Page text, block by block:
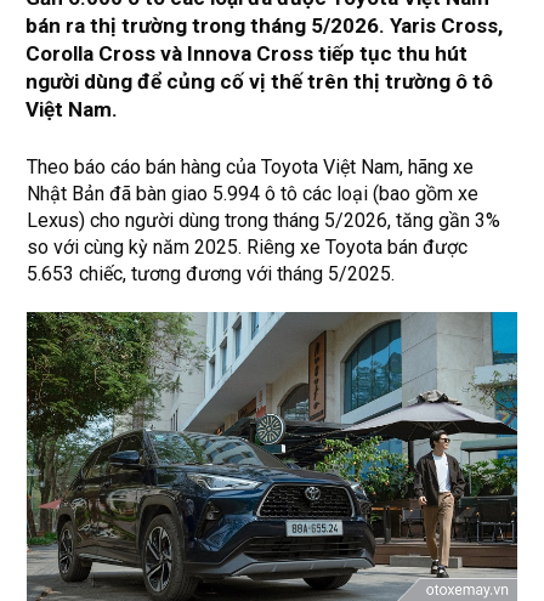
bán ra thị trường trong tháng 5/2026. Yaris Cross,
Corolla Cross và Innova Cross tiếp tục thu hút
người dùng để củng cố vị thế trên thị trường ô tô
Việt Nam.
Theo báo cáo bán hàng của Toyota Việt Nam, hãng xe
Nhật Bản đã bàn giao 5.994 ô tô các loại (bao gồm xe
Lexus) cho người dùng trong tháng 5/2026, tăng gần 3%
so với cùng kỳ năm 2025. Riêng xe Toyota bán được
5.653 chiếc, tương đương với tháng 5/2025.